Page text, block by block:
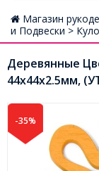
Магазин
и Подвески >
Деревянные
44x44x2.5мм,
-35%